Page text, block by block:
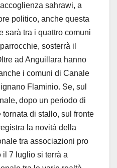
sahrawi, a
politico, anche questa
sarà tra i quattro comuni
sosterrà il
ad Anguillara hanno
i comuni di Canale
Flaminio. Se, sul
dopo un periodo di
di stallo, sul fronte
la novità della
tra associazioni pro
il 7 luglio si terrà a